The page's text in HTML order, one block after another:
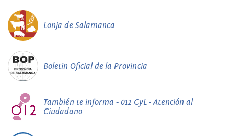
Lonja de Salamanca
Boletín Oficial de la Provincia
También te informa - 012 CyL - Atención al
Ciudadano